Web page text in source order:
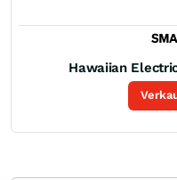
Hawaiian